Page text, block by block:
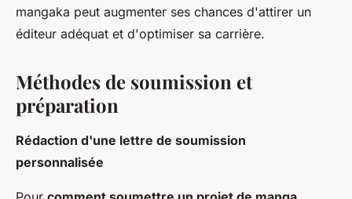
mangaka peut augmenter ses chances d'attirer un
éditeur adéquat et d'optimiser sa carrière.
Méthodes de soumission et
préparation
Rédaction d'une lettre de soumission
personnalisée